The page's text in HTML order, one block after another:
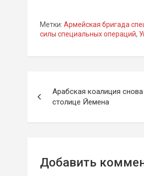
Метки: Армейская бригада
силы специальных операций,
по
записям
Арабская коалиция
столице Йемена
Добавить